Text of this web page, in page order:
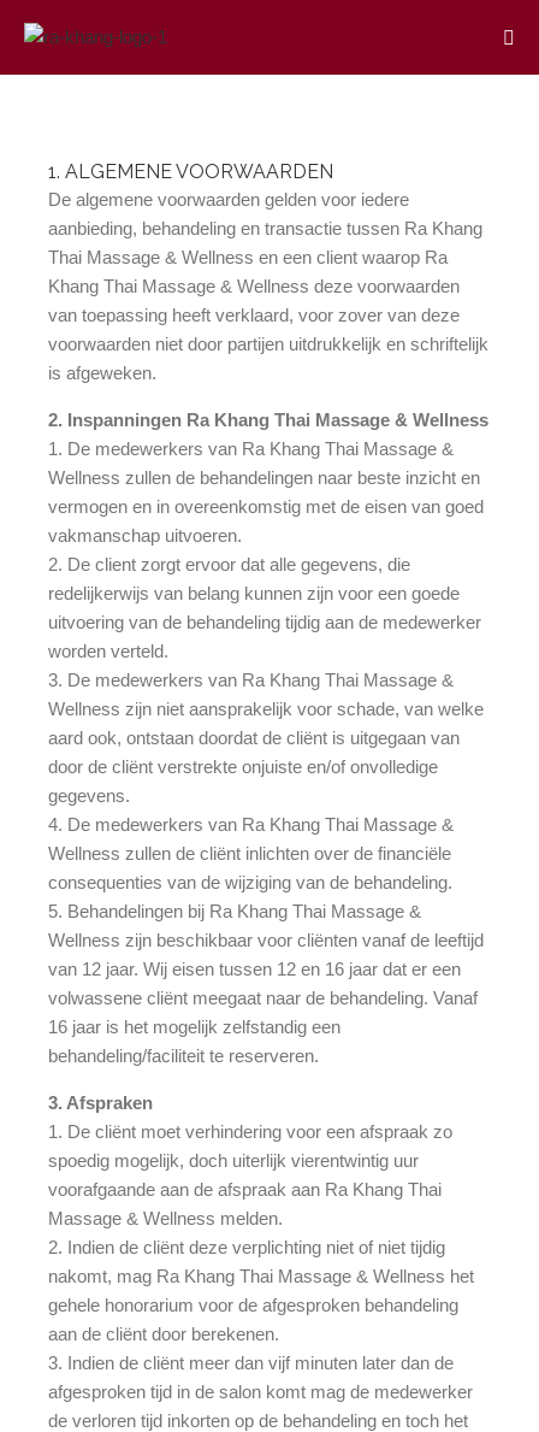
1. ALGEMENE VOORWAARDEN
De algemene voorwaarden gelden voor iedere
aanbieding, behandeling en transactie tussen Ra Khang
Thai Massage & Wellness en een client waarop Ra
Khang Thai Massage & Wellness deze voorwaarden
van toepassing heeft verklaard, voor zover van deze
voorwaarden niet door partijen uitdrukkelijk en schriftelijk
is afgeweken.
2. Inspanningen Ra Khang Thai Massage & Wellness
1. De medewerkers van Ra Khang Thai Massage &
Wellness zullen de behandelingen naar beste inzicht en
vermogen en in overeenkomstig met de eisen van goed
vakmanschap uitvoeren.
2. De client zorgt ervoor dat alle gegevens, die
redelijkerwijs van belang kunnen zijn voor een goede
uitvoering van de behandeling tijdig aan de medewerker
worden verteld.
3. De medewerkers van Ra Khang Thai Massage &
Wellness zijn niet aansprakelijk voor schade, van welke
aard ook, ontstaan doordat de cliënt is uitgegaan van
door de cliënt verstrekte onjuiste en/of onvolledige
gegevens.
4. De medewerkers van Ra Khang Thai Massage &
Wellness zullen de cliënt inlichten over de financiële
consequenties van de wijziging van de behandeling.
5. Behandelingen bij Ra Khang Thai Massage &
Wellness zijn beschikbaar voor cliënten vanaf de leeftijd
van 12 jaar. Wij eisen tussen 12 en 16 jaar dat er een
volwassene cliënt meegaat naar de behandeling. Vanaf
16 jaar is het mogelijk zelfstandig een
behandeling/faciliteit te reserveren.
3. Afspraken
1. De cliënt moet verhindering voor een afspraak zo
spoedig mogelijk, doch uiterlijk vierentwintig uur
voorafgaande aan de afspraak aan Ra Khang Thai
Massage & Wellness melden.
2. Indien de cliënt deze verplichting niet of niet tijdig
nakomt, mag Ra Khang Thai Massage & Wellness het
gehele honorarium voor de afgesproken behandeling
aan de cliënt door berekenen.
3. Indien de cliënt meer dan vijf minuten later dan de
afgesproken tijd in de salon komt mag de medewerker
de verloren tijd inkorten op de behandeling en toch het